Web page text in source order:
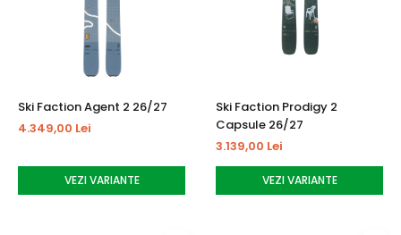
Pantaloni outdoor
Sosete Outdoor
Sepci
Bustiere
Underwear
Ski Faction Agent 2 26/27
4.349,00 Lei
VEZI VARIANTE
Ski Faction Prodigy 2
Capsule 26/27
3.139,00 Lei
VEZI VARIANTE